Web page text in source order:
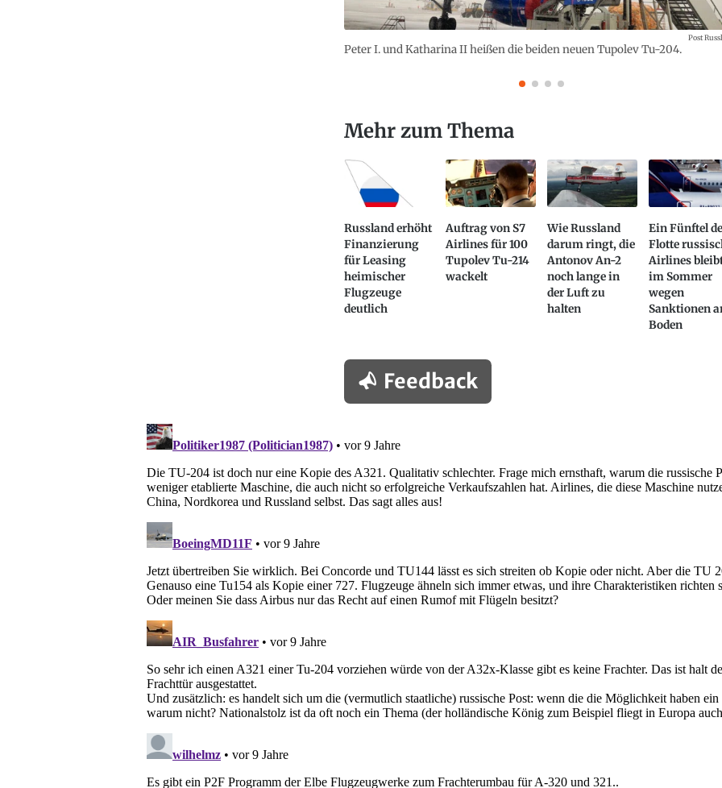
Peter I. und Katharina II heißen die beiden neuen Tupolev Tu-204.
Post
Mehr zum Thema
Russland erhöht
Finanzierung
für Leasing
heimischer
Flugzeuge
deutlich
Auftrag von S7
Airlines für 100
Tupolev Tu-214
wackelt
Wie Russland
darum ringt, die
Antonov An-2
noch lange in
der Luft zu
halten
Ein Fünftel
Flotte
Airlines
im Sommer
wegen
Sanktionen
Boden
Feedback